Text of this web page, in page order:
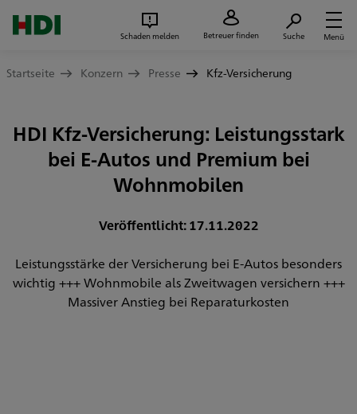
Zum Seiteninhalt springen
Schaden melden Betreuer finden Suche Menü
Startseite Konzern Presse Kfz-Versicherung
HDI Kfz-Versicherung: Leistungsstark
bei E-Autos und Premium bei
Wohnmobilen
Veröffentlicht: 17.11.2022
Leistungsstärke der Versicherung bei E-Autos besonders
wichtig +++ Wohnmobile als Zweitwagen versichern +++
Massiver Anstieg bei Reparaturkosten